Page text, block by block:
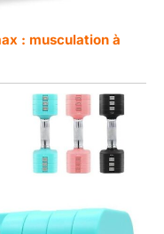
: musculation à